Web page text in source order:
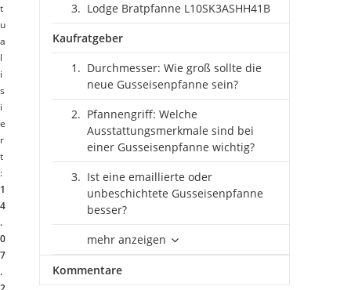
t
u
a
l
i
s
i
e
r
t
:
1
4
.
0
7
.
Lodge Bratpfanne L10SK3ASHH41B
Kaufratgeber
Durchmesser: Wie groß sollte die
neue Gusseisenpfanne sein?
Pfannengriff: Welche
Ausstattungsmerkmale sind bei
einer Gusseisenpfanne wichtig?
Ist eine emaillierte oder
unbeschichtete Gusseisenpfanne
besser?
mehr anzeigen
Kommentare